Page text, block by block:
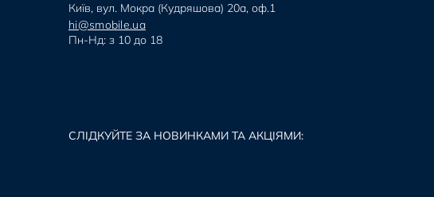
Київ, вул. Мокра (Кудряшова) 20а, оф.1
hi@smobile.ua
Пн-Нд: з 10 до 18
СЛІДКУЙТЕ ЗА НОВИНКАМИ ТА АКЦІЯМИ: